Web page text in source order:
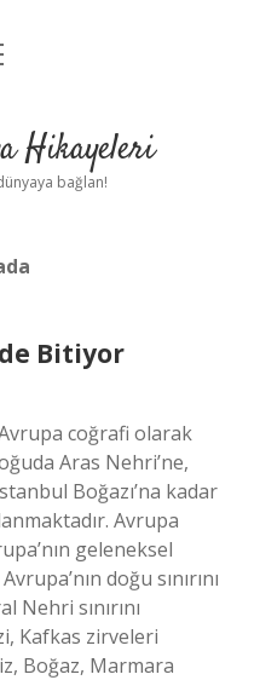
Hikayeleri
bağlan!
Bitiyor
coğrafi olarak
Aras Nehri’ne,
Boğazı’na kadar
Avrupa
geleneksel
doğu sınırını
sınırını
Kafkas zirveleri
Boğaz, Marmara